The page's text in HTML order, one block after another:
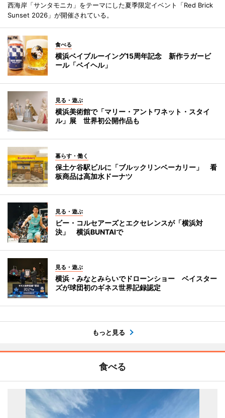
西海岸「サンタモニカ」をテーマにした夏季限定イベント「Red Brick
Sunset 2026」が開催されている。
食べる
横浜ベイブルーイング15周年記念 新作ラガービ
ール「ベイヘル」
見る・遊ぶ
横浜美術館で「マリー・アントワネット・スタイ
ル」展 世界初公開作品も
暮らす・働く
保土ケ谷駅ビルに「ブルックリンベーカリー」 看
板商品は高加水ドーナツ
見る・遊ぶ
ビー・コルセアーズとエクセレンスが「横浜対
決」 横浜BUNTAIで
見る・遊ぶ
横浜・みなとみらいでドローンショー ベイスター
ズが球団初のギネス世界記録認定
もっと見る
食べる